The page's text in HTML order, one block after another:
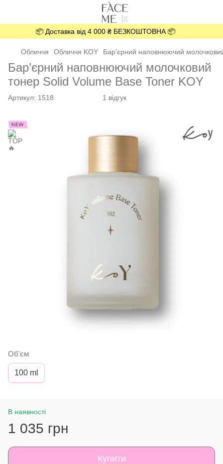
📦 Доставка від 4 000 ₴ БЕЗКОШТОВНА 📦
Обличчя Обличчя KOY Бар’єрний наповнюючий
Бар’єрний наповнюючий молочковий
тонер Solid Volume Base Toner KOY
Артикул: 1518 1 відгук
Об'єм
100 ml
В наявності
1 035 грн
Купити